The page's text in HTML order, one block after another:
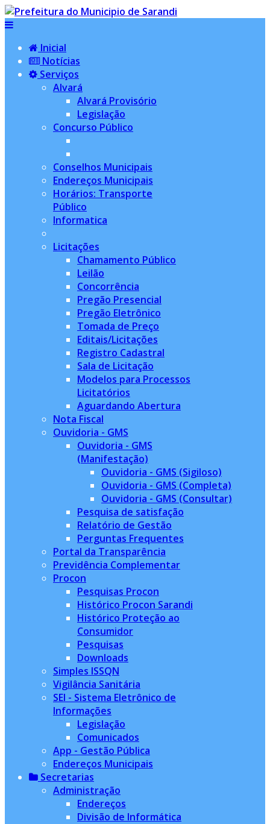
Inicial
Notícias
Serviços
Alvará
Alvará Provisório
Legislação
Concurso Público
Conselhos Municipais
Endereços Municipais
Horários: Transporte
Público
Informatica
Licitações
Chamamento Público
Leilão
Concorrência
Pregão Presencial
Pregão Eletrônico
Tomada de Preço
Editais/Licitações
Registro Cadastral
Sala de Licitação
Modelos para Processos
Licitatórios
Aguardando Abertura
Nota Fiscal
Ouvidoria - GMS
Ouvidoria - GMS
(Manifestação)
Ouvidoria - GMS (Sigiloso)
Ouvidoria - GMS (Completa)
Ouvidoria - GMS (Consultar)
Pesquisa de satisfação
Relatório de Gestão
Perguntas Frequentes
Portal da Transparência
Previdência Complementar
Procon
Pesquisas Procon
Histórico Procon Sarandi
Histórico Proteção ao
Consumidor
Pesquisas
Downloads
Simples ISSQN
Vigilância Sanitária
SEI - Sistema Eletrônico de
Informações
Legislação
Comunicados
App - Gestão Pública
Endereços Municipais
Secretarias
Administração
Endereços
Divisão de Informática